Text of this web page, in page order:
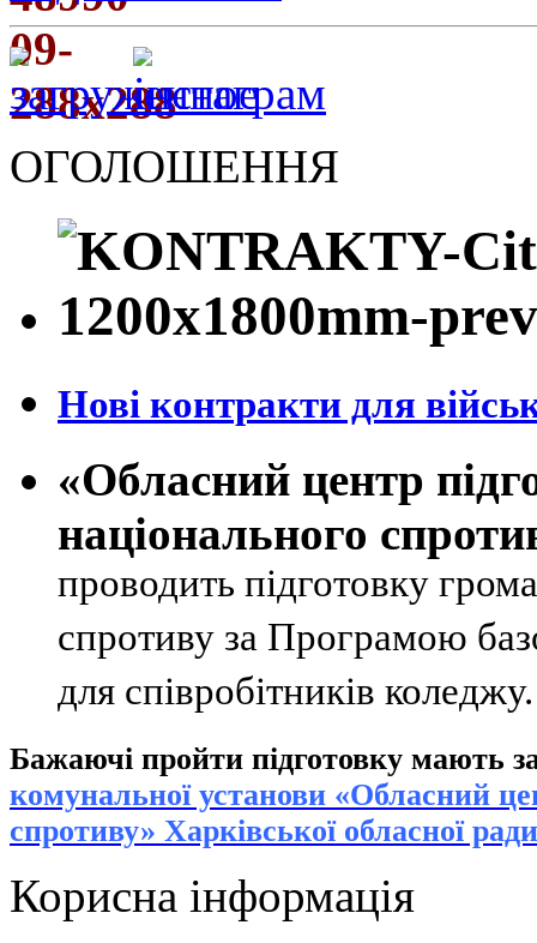
ОГОЛОШЕННЯ
Нові контракти для
«Обласний центр
національного
проводить підготовку
спротиву за Програмою
для співробітників
Бажаючі пройти підготовку мають
комунальної установи «Обласний
спротиву» Харківської обласної
Корисна інформація